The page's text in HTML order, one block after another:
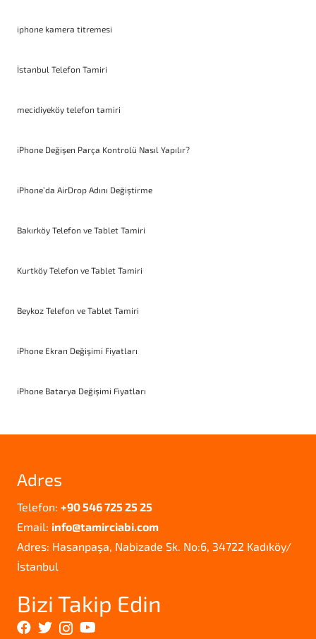
iphone kamera titremesi
İstanbul Telefon Tamiri
mecidiyeköy telefon tamiri
iPhone Değişen Parça Kontrolü Nasıl Yapılır?
iPhone’da AirDrop Adını Değiştirme
Bakırköy Telefon ve Tablet Tamiri
Kurtköy Telefon ve Tablet Tamiri
Beykoz Telefon ve Tablet Tamiri
iPhone Ekran Değişimi Fiyatları
iPhone Batarya Değişimi Fiyatları
Adres
Telefon: +90 546 725 25 25
Email: info@tamirciabi.com
Adres: Hasanpaşa, Nabizade Sk. No:6, 34722 Kadıköy/
İstanbul
Bizi Takip Edin